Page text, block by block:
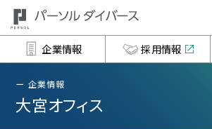
企業情報 採用情報
企業情報
大宮オフィス